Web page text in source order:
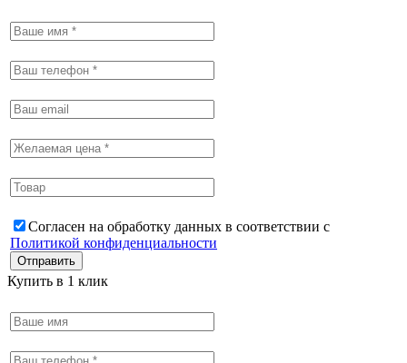
Согласен на обработку данных в соответствии с
Политикой конфиденциальности
Купить в 1 клик